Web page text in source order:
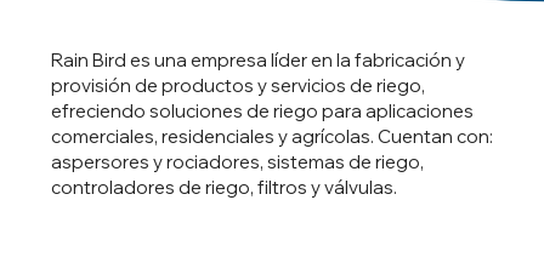
Rain Bird es una empresa líder en la fabricación y
provisión de productos y servicios de riego,
efreciendo soluciones de riego para aplicaciones
comerciales, residenciales y agrícolas. Cuentan con:
aspersores y rociadores, sistemas de riego,
controladores de riego, filtros y válvulas.